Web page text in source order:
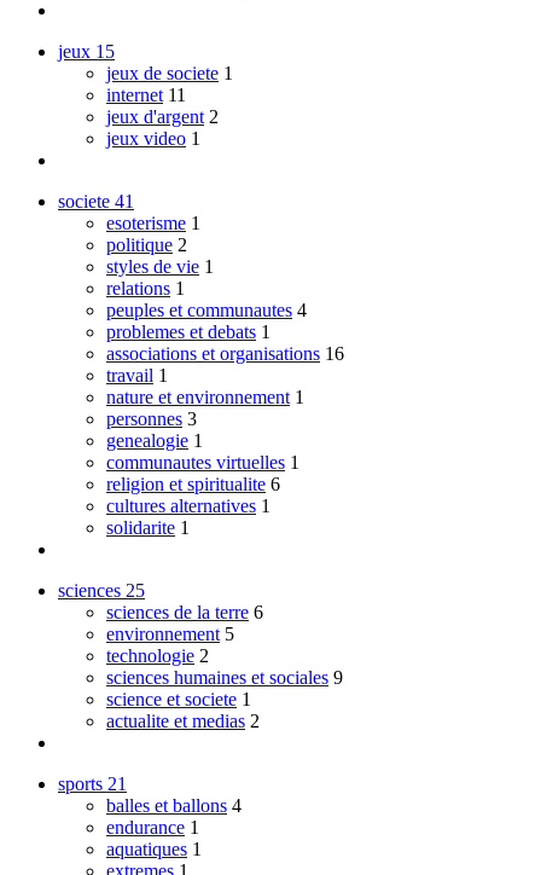
jeux 15
jeux de societe 1
internet 11
jeux d'argent 2
jeux video 1
societe 41
esoterisme 1
politique 2
styles de vie 1
relations 1
peuples et communautes 4
problemes et debats 1
associations et organisations 16
travail 1
nature et environnement 1
personnes 3
genealogie 1
communautes virtuelles 1
religion et spiritualite 6
cultures alternatives 1
solidarite 1
sciences 25
sciences de la terre 6
environnement 5
technologie 2
sciences humaines et sociales 9
science et societe 1
actualite et medias 2
sports 21
balles et ballons 4
endurance 1
aquatiques 1
extremes 1